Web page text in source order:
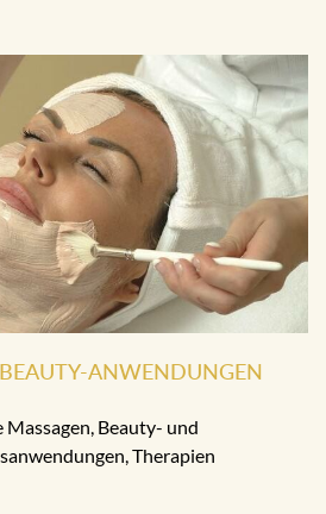
ANWENDUNGEN
Massagen, Beauty- und
Therapien